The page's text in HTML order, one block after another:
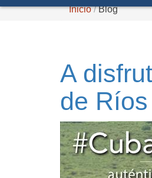
Inicio
Blog
A
de